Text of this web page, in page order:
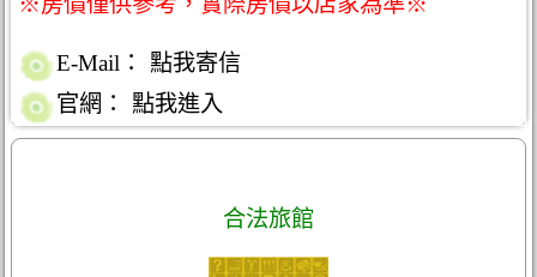
E-Mail：
點我寄信
官網：
點我進入
合法旅館